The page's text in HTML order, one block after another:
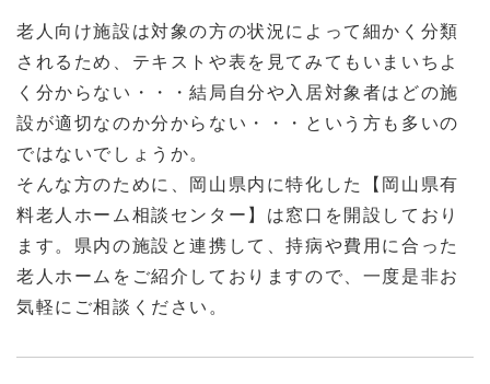
老人向け施設は対象の方の状況によって細かく分類
されるため、テキストや表を見てみてもいまいちよ
く分からない・・・結局自分や入居対象者はどの施
設が適切なのか分からない・・・という方も多いの
ではないでしょうか。
そんな方のために、岡山県内に特化した【岡山県有
料老人ホーム相談センター】は窓口を開設しており
ます。県内の施設と連携して、持病や費用に合った
老人ホームをご紹介しておりますので、一度是非お
気軽にご相談ください。